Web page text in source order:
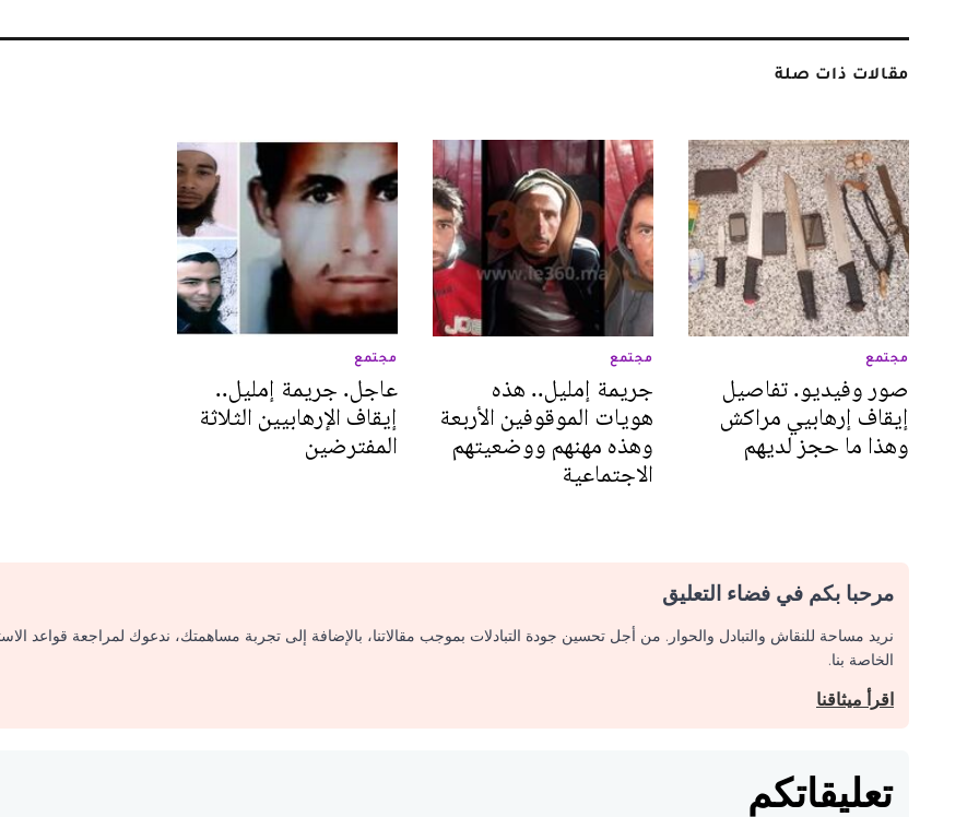
مقالات ذات صلة
مجتمع
صور وفيديو. تفاصيل
إيقاف إرهابيي مراكش
وهذا ما حجز لديهم
مجتمع
جريمة إمليل.. هذه
هويات الموقوفين الأربعة
وهذه مهنهم ووضعيتهم
الاجتماعية
مجتمع
عاجل. جريمة إمليل..
إيقاف الإرهابيين الثلاثة
المفترضين
مرحبا بكم في فضاء التعليق
نريد مساحة للنقاش والتبادل والحوار. من أجل تحسين جودة التبادلات بموجب مقالاتنا، بالإضافة إلى تجربة مساهمتك، ندعوك لمراجعة قواعد
الخاصة بنا.
اقرأ ميثاقنا
تعليقاتكم